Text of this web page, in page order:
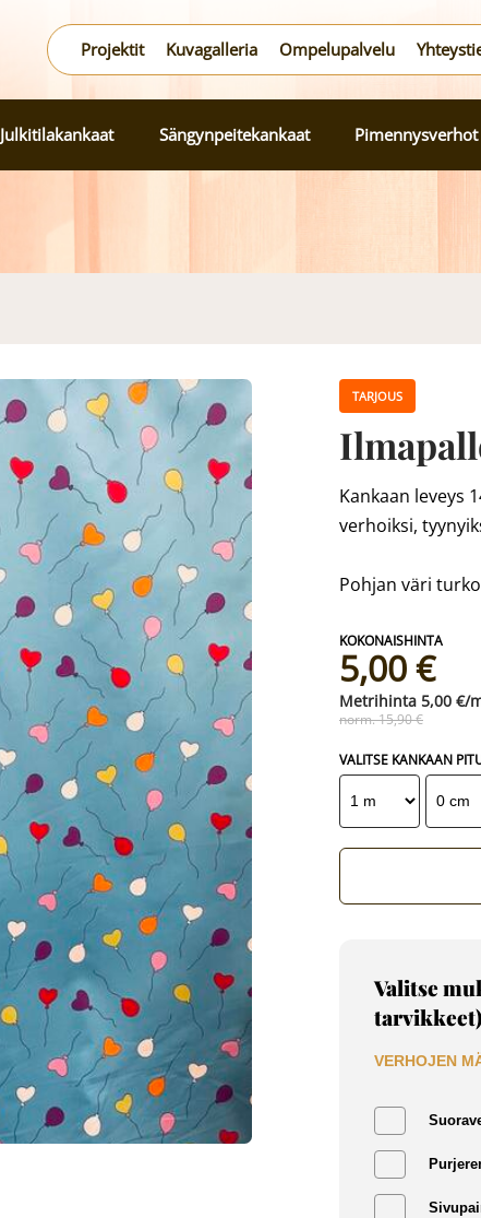
Projektit Kuvagalleria Ompelupalvelu
Julkitilakankaat Sängynpeitekankaat Pimennysverhot
TARJOUS
Kankaan leveys
verhoiksi,
Pohjan väri
5,00 €
5,00 €/
norm. 15,90 €
VALITSE KANKAAN
Valitse
tarvikkeet)
VERHOJEN